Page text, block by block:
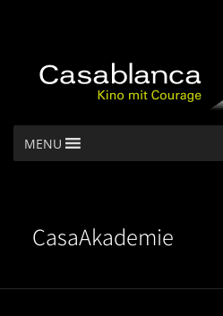
MENU
CasaAkademie